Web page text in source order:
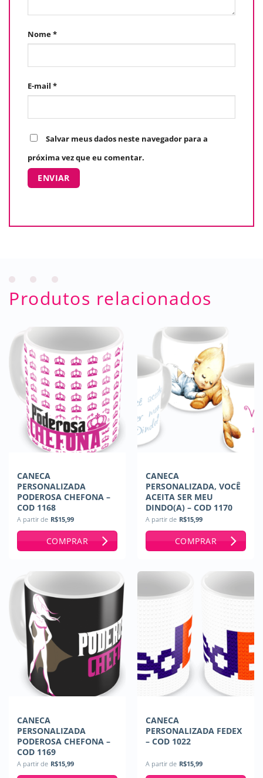
Nome*
E-mail *
Salvar meus dados neste navegador para a
próxima vez que eu comentar.
Produtos relacionados
CANECA
PERSONALIZADA
PODEROSA CHEFONA –
COD 1168
A partir de R$15,99
COMPRAR
CANECA
PERSONALIZADA, VOCÊ
ACEITA SER MEU
DINDO(A) – COD 1170
A partir de R$15,99
COMPRAR
CANECA
PERSONALIZADA
PODEROSA CHEFONA –
COD 1169
A partir de R$15,99
CANECA
PERSONALIZADA FEDEX
– COD 1022
A partir de R$15,99